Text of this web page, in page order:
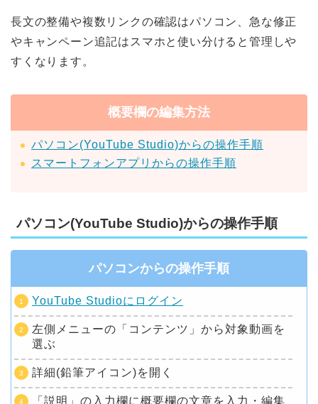
長文の整備や複数リンクの確認はパソコン、急な修正
やキャンペーン追記はスマホと使い分けると管理しや
すくなります。
概要欄の編集方法
パソコン(YouTube Studio)からの操作手順
スマートフォンアプリからの操作手順
パソコン(YouTube Studio)からの操作手順
パソコンからの操作手順
YouTube Studioにログイン
左側メニューの「コンテンツ」から対象動画を
選ぶ
詳細(鉛筆アイコン)を開く
「説明」の入力欄に概要欄の文章を入力・編集